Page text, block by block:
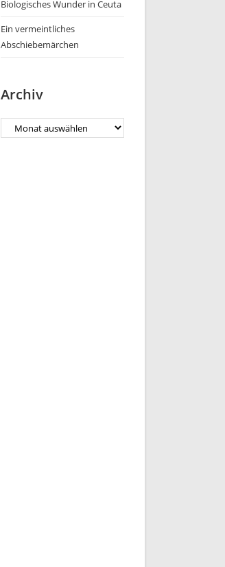
Biologisches Wunder in Ceuta
Ein vermeintliches
Abschiebemärchen
Archiv
Archiv